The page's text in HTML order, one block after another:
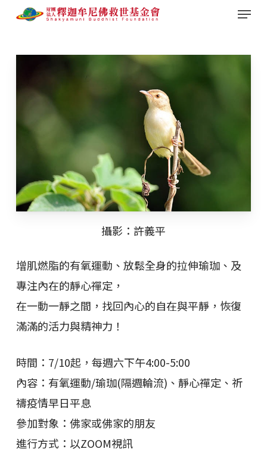
Menu
攝影：許義平
增肌燃脂的有氧運動、放鬆全身的拉伸瑜珈、及
專注內在的靜心禪定，
在一動一靜之間，找回內心的自在與平靜，恢復
滿滿的活力與精神力！
時間：7/10起，每週六下午4:00-5:00
內容：有氧運動/瑜珈(隔週輪流)、靜心禪定、祈
禱疫情早日平息
參加對象：佛家或佛家的朋友
進行方式：以ZOOM視訊